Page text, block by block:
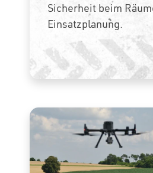
Sicherheit beim
Einsatzplanung.